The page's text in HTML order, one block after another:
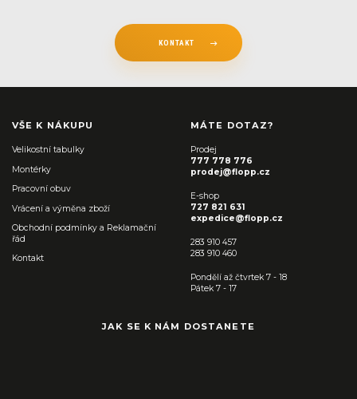
KONTAKT
VŠE K NÁKUPU
Velikostní tabulky
Montérky
Pracovní obuv
Vrácení a výměna zboží
Obchodní podmínky a Reklamační
řád
Kontakt
MÁTE DOTAZ?
Prodej
777 778 776
prodej@flopp.cz
E-shop
727 821 631
expedice@flopp.cz
283 910 457
283 910 460
Pondělí až čtvrtek 7 - 18
Pátek 7 - 17
JAK SE K NÁM DOSTANETE